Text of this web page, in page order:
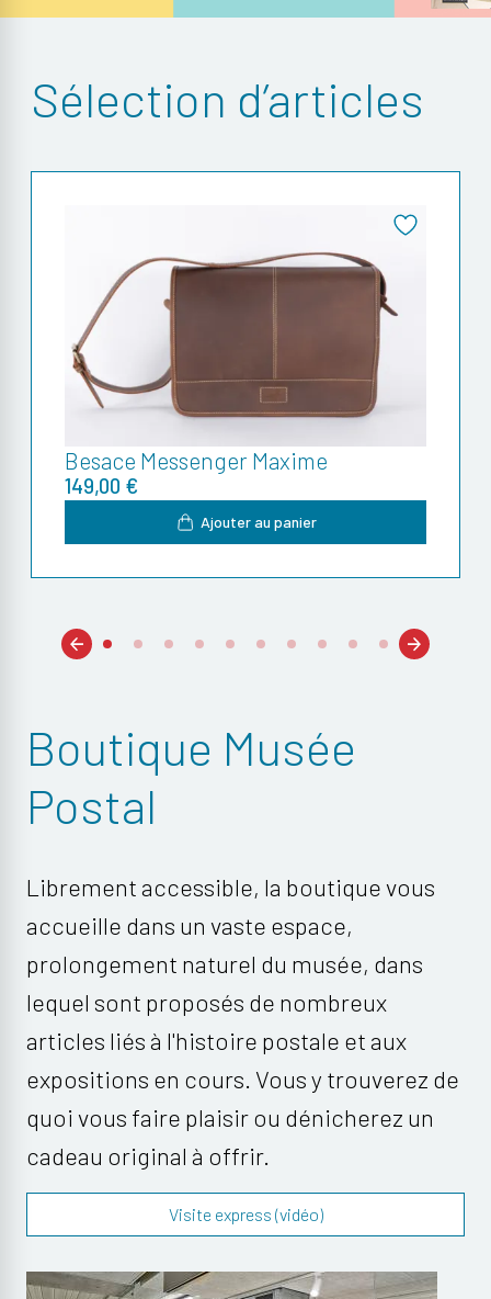
Sélection d’articles
Besace Messenger Maxime
149,00 €
Ajouter au panier
Previous 1 2 3 4 5 6 7 8 9 10 Next
Boutique Musée
Postal
Librement accessible, la boutique vous
accueille dans un vaste espace,
prolongement naturel du musée, dans
lequel sont proposés de nombreux
articles liés à l'histoire postale et aux
expositions en cours. Vous y trouverez de
quoi vous faire plaisir ou dénicherez un
cadeau original à offrir.
Visite express (vidéo)